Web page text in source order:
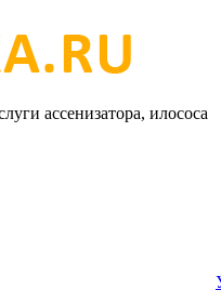
ассенизатора, илососа